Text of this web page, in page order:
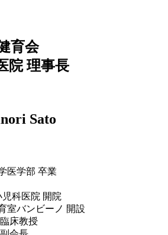
育会
院 理事⻑
Sato
医学部 卒業
科医院 開院
室バンビーノ 開設
床教授